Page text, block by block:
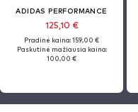
ADIDAS PERFORMANCE
125,10 €
Pradinė kaina: 159,00 €
Paskutinė mažiausia kaina:
100,00 €